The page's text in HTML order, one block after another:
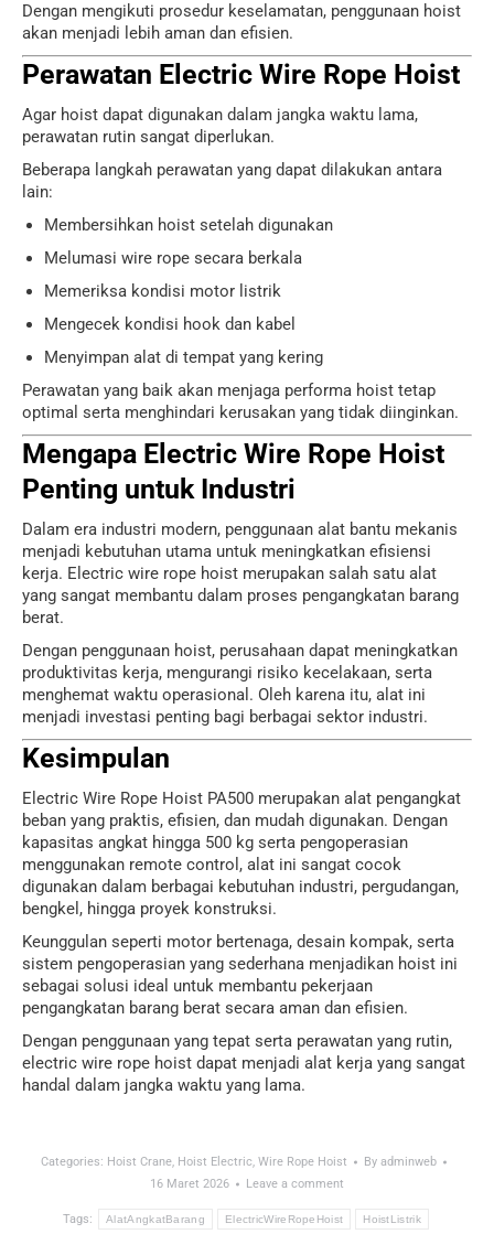
Dengan mengikuti prosedur keselamatan, penggunaan hoist
akan menjadi lebih aman dan efisien.
Perawatan Electric Wire Rope Hoist
Agar hoist dapat digunakan dalam jangka waktu lama,
perawatan rutin sangat diperlukan.
Beberapa langkah perawatan yang dapat dilakukan antara
lain:
Membersihkan hoist setelah digunakan
Melumasi wire rope secara berkala
Memeriksa kondisi motor listrik
Mengecek kondisi hook dan kabel
Menyimpan alat di tempat yang kering
Perawatan yang baik akan menjaga performa hoist tetap
optimal serta menghindari kerusakan yang tidak diinginkan.
Mengapa Electric Wire Rope Hoist
Penting untuk Industri
Dalam era industri modern, penggunaan alat bantu mekanis
menjadi kebutuhan utama untuk meningkatkan efisiensi
kerja. Electric wire rope hoist merupakan salah satu alat
yang sangat membantu dalam proses pengangkatan barang
berat.
Dengan penggunaan hoist, perusahaan dapat meningkatkan
produktivitas kerja, mengurangi risiko kecelakaan, serta
menghemat waktu operasional. Oleh karena itu, alat ini
menjadi investasi penting bagi berbagai sektor industri.
Kesimpulan
Electric Wire Rope Hoist PA500 merupakan alat pengangkat
beban yang praktis, efisien, dan mudah digunakan. Dengan
kapasitas angkat hingga 500 kg serta pengoperasian
menggunakan remote control, alat ini sangat cocok
digunakan dalam berbagai kebutuhan industri, pergudangan,
bengkel, hingga proyek konstruksi.
Keunggulan seperti motor bertenaga, desain kompak, serta
sistem pengoperasian yang sederhana menjadikan hoist ini
sebagai solusi ideal untuk membantu pekerjaan
pengangkatan barang berat secara aman dan efisien.
Dengan penggunaan yang tepat serta perawatan yang rutin,
electric wire rope hoist dapat menjadi alat kerja yang sangat
handal dalam jangka waktu yang lama.
Categories: Hoist Crane, Hoist Electric, Wire Rope Hoist By adminweb
16 Maret 2026
Leave a comment
Tags: AlatAngkatBarang ElectricWireRopeHoist HoistListrik